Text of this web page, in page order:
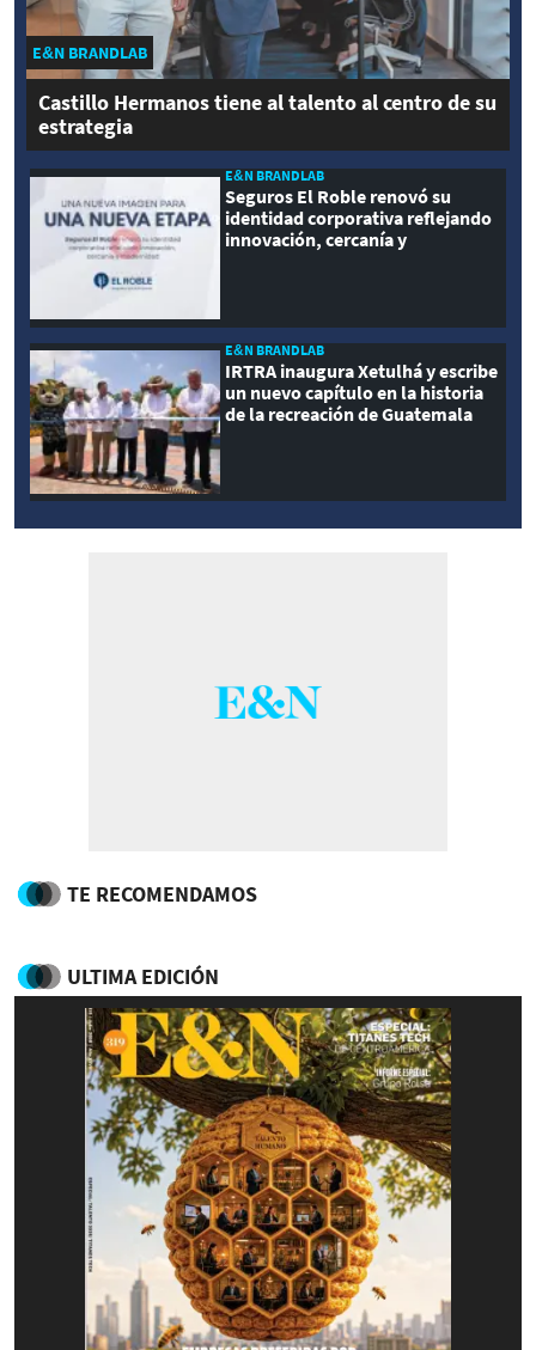
E&N BRANDLAB
Castillo Hermanos tiene al talento al centro de su
estrategia
E&N BRANDLAB
Seguros El Roble renovó su
identidad corporativa reflejando
innovación, cercanía y
E&N BRANDLAB
IRTRA inaugura Xetulhá y escribe
un nuevo capítulo en la historia
de la recreación de Guatemala
TE RECOMENDAMOS
ULTIMA EDICIÓN